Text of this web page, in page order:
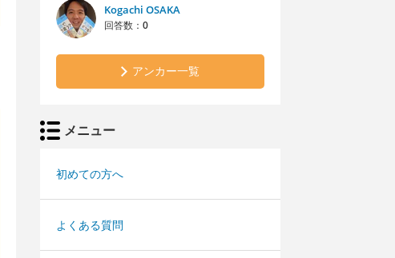
Kogachi OSAKA
回答数： 0
アンカー一覧
メニュー
初めての方へ
よくある質問